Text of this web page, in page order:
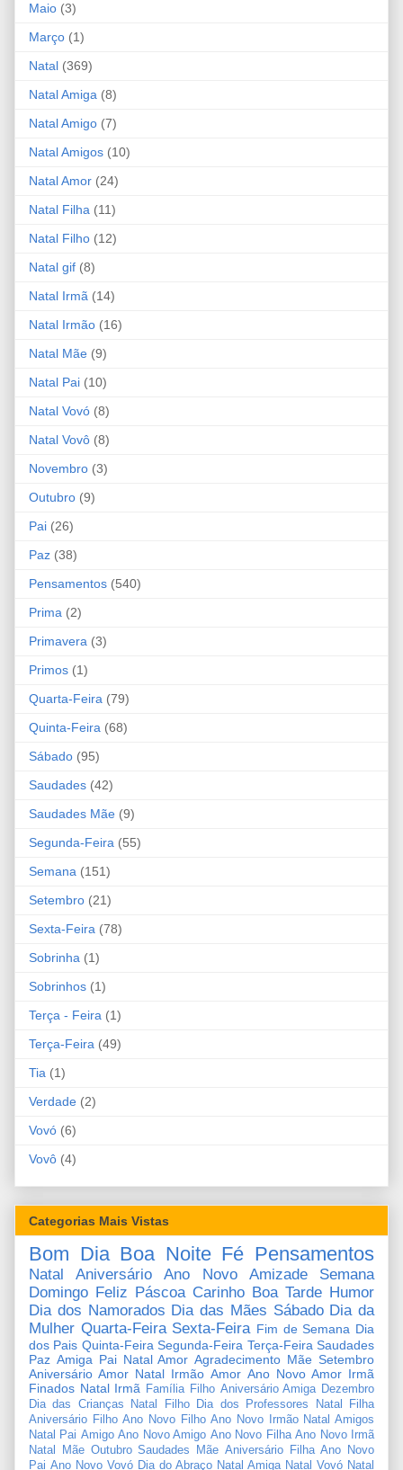
Maio (3)
Março (1)
Natal (369)
Natal Amiga (8)
Natal Amigo (7)
Natal Amigos (10)
Natal Amor (24)
Natal Filha (11)
Natal Filho (12)
Natal gif (8)
Natal Irmã (14)
Natal Irmão (16)
Natal Mãe (9)
Natal Pai (10)
Natal Vovó (8)
Natal Vovô (8)
Novembro (3)
Outubro (9)
Pai (26)
Paz (38)
Pensamentos (540)
Prima (2)
Primavera (3)
Primos (1)
Quarta-Feira (79)
Quinta-Feira (68)
Sábado (95)
Saudades (42)
Saudades Mãe (9)
Segunda-Feira (55)
Semana (151)
Setembro (21)
Sexta-Feira (78)
Sobrinha (1)
Sobrinhos (1)
Terça - Feira (1)
Terça-Feira (49)
Tia (1)
Verdade (2)
Vovó (6)
Vovô (4)
Categorias Mais Vistas
Bom Dia Boa Noite Fé Pensamentos
Natal Aniversário Ano Novo Amizade
Semana
Domingo Feliz Páscoa Carinho Boa Tarde Humor
Dia dos Namorados Dia das Mães Sábado Dia da
Mulher Quarta-Feira Sexta-Feira Fim de Semana Dia
dos Pais Quinta-Feira Segunda-Feira Terça-Feira Saudades
Paz Amiga Pai Natal Amor Agradecimento Mãe Setembro
Aniversário Amor Natal Irmão Amor Ano Novo Amor Irmã
Finados Natal Irmã Família Filho Aniversário Amiga Dezembro
Dia das Crianças
Natal Filho Dia dos Professores
Natal Filha
Aniversário Filho Ano Novo Filho Ano Novo Irmão Natal Amigos
Natal Pai Amigo Ano Novo Amigo Ano Novo Filha Ano Novo Irmã
Natal Mãe Outubro Saudades Mãe Aniversário Filha Ano Novo
Pai Ano Novo Vovó Dia do Abraço Natal Amiga Natal Vovó Natal